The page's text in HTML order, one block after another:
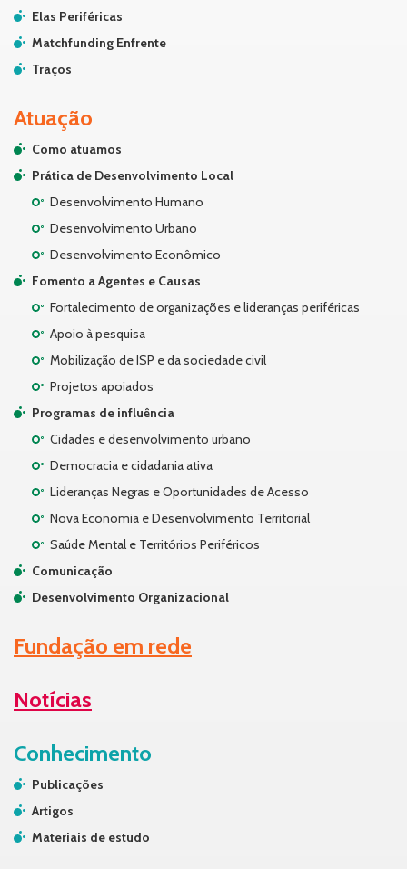
Elas Periféricas
Matchfunding Enfrente
Traços
Atuação
Como atuamos
Prática de Desenvolvimento Local
Desenvolvimento Humano
Desenvolvimento Urbano
Desenvolvimento Econômico
Fomento a Agentes e Causas
Fortalecimento de organizações e lideranças periféricas
Apoio à pesquisa
Mobilização de ISP e da sociedade civil
Projetos apoiados
Programas de influência
Cidades e desenvolvimento urbano
Democracia e cidadania ativa
Lideranças Negras e Oportunidades de Acesso
Nova Economia e Desenvolvimento Territorial
Saúde Mental e Territórios Periféricos
Comunicação
Desenvolvimento Organizacional
Fundação em rede
Notícias
Conhecimento
Publicações
Artigos
Materiais de estudo